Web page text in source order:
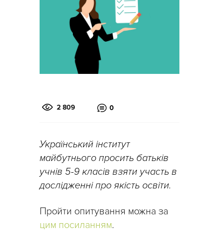
2 809 0
Український інститут
майбутнього просить батьків
учнів 5-9 класів взяти участь в
дослідженні про якість освіти.
Пройти опитування можна за
цим посиланням.